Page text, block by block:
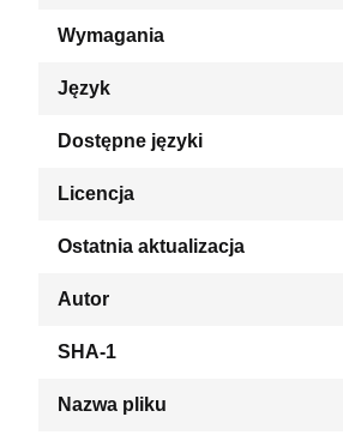
Wymagania
Język
Dostępne języki
Licencja
Ostatnia aktualizacja
Autor
SHA-1
Nazwa pliku